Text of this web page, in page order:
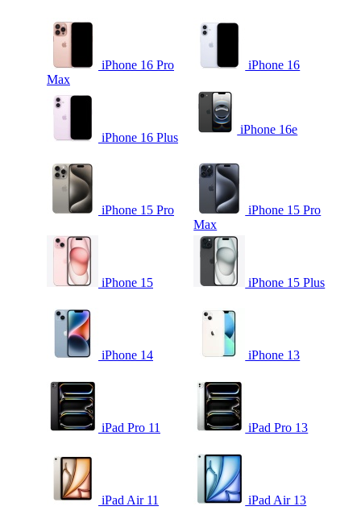
iPhone 16 Pro
Max
iPhone 16
iPhone 16 Plus
iPhone 16e
iPhone 15 Pro
iPhone 15 Pro
Max
iPhone 15 iPhone 15 Plus
iPhone 14 iPhone 13
iPad Pro 11 iPad Pro 13
iPad Air 11 iPad Air 13